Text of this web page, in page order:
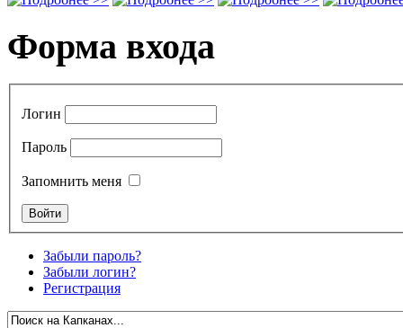
Форма входа
Логин
Пароль
Запомнить меня
Забыли пароль?
Забыли логин?
Регистрация